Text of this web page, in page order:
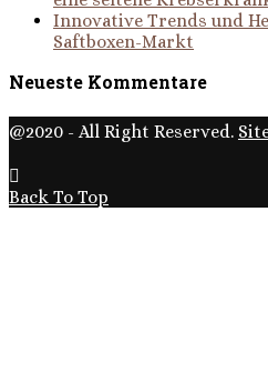
Innovative Trends und
Saftboxen-Markt
Neueste Kommentare
@2020 - All Right Reserved.
Back To Top